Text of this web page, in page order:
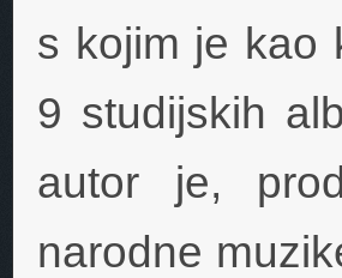
s kojim je kao
9 studijskih
autor je,
narodne